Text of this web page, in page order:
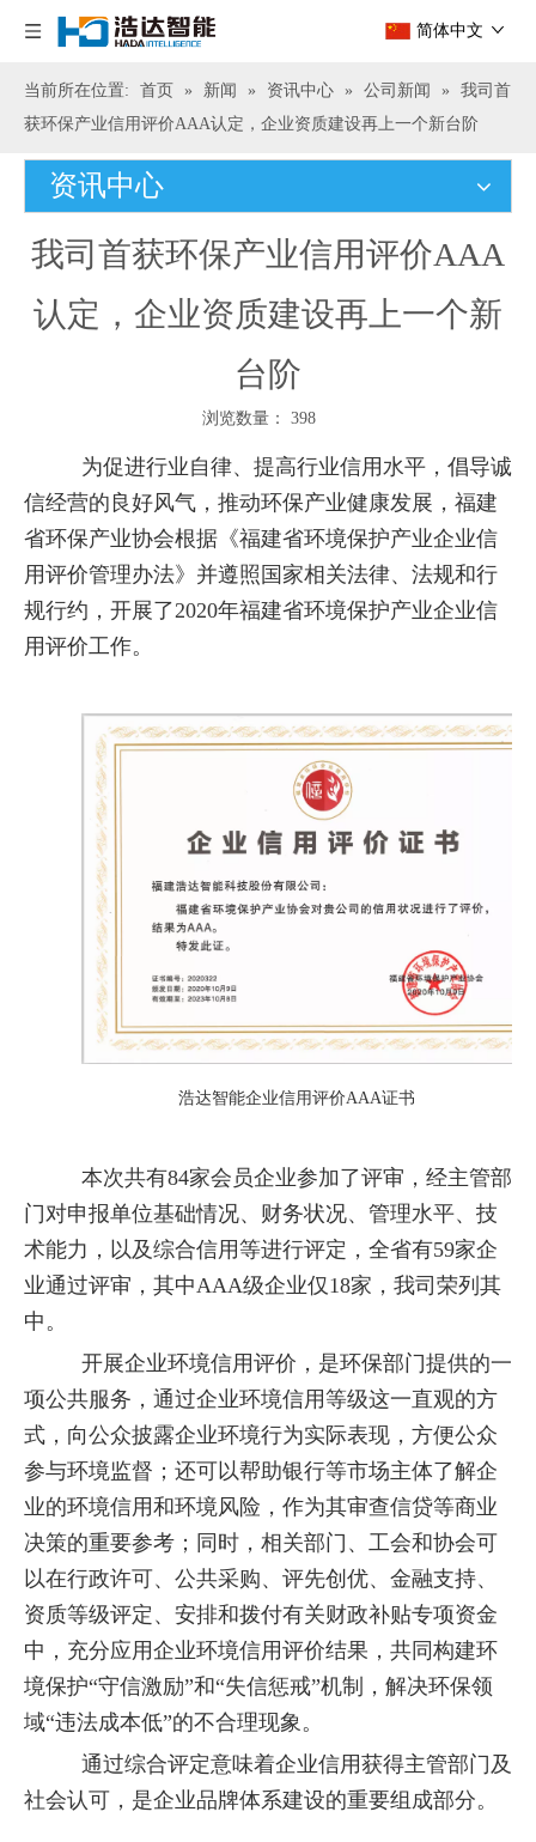
简体中文
当前所在位置: 首页 » 新闻 » 资讯中心 » 公司新闻 »
我司首
获环保产业信用评价AAA认定，企业资质建设再上一个新台阶
资讯中心
我司首获环保产业信用评价AAA
认定，企业资质建设再上一个新
台阶
浏览数量： 398
["wechat","weibo","qzone","douban","email"]
为促进行业自律、提高行业信用水平，倡导诚
信经营的良好风气，推动环保产业健康发展，福建
省环保产业协会根据《福建省环境保护产业企业信
用评价管理办法》并遵照国家相关法律、法规和行
规行约，开展了2020年福建省环境保护产业企业信
用评价工作。
浩达智能企业信用评价AAA证书
本次共有84家会员企业参加了评审，经主管部
门对申报单位基础情况、财务状况、管理水平、技
术能力，以及综合信用等进行评定，全省有59家企
业通过评审，其中AAA级企业仅18家，我司荣列其
中。
开展企业环境信用评价，是环保部门提供的一
项公共服务，通过企业环境信用等级这一直观的方
式，向公众披露企业环境行为实际表现，方便公众
参与环境监督；还可以帮助银行等市场主体了解企
业的环境信用和环境风险，作为其审查信贷等商业
决策的重要参考；同时，相关部门、工会和协会可
以在行政许可、公共采购、评先创优、金融支持、
资质等级评定、安排和拨付有关财政补贴专项资金
中，充分应用企业环境信用评价结果，共同构建环
境保护“守信激励”和“失信惩戒”机制，解决环保领
域“违法成本低”的不合理现象。
通过综合评定意味着企业信用获得主管部门及
社会认可，是企业品牌体系建设的重要组成部分。